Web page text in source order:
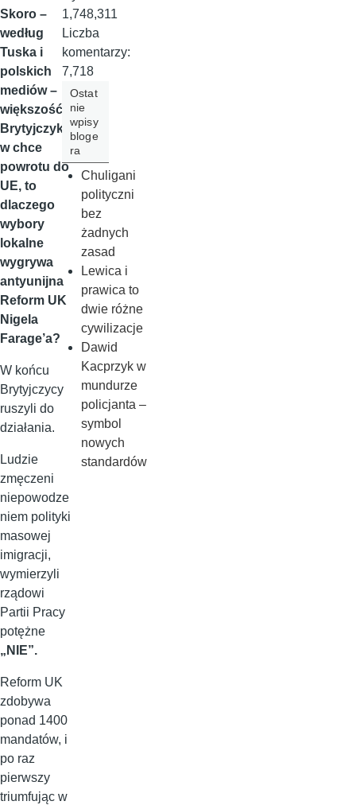
Skoro –
według
Tuska i
polskich
mediów –
większość
Brytyjczykó
w chce
powrotu do
UE, to
dlaczego
wybory
lokalne
wygrywa
antyunijna
Reform UK
Nigela
Farage’a?
W końcu
Brytyjczycy
ruszyli do
działania.
Ludzie
zmęczeni
niepowodze
niem polityki
masowej
imigracji,
wymierzyli
rządowi
Partii Pracy
potężne
„NIE”.
Reform UK
zdobywa
ponad 1400
mandatów, i
po raz
pierwszy
triumfując w
1,748,311
Liczba
komentarzy:
7,718
Ostat
nie
wpisy
bloge
ra
Chuligani
polityczni
bez
żadnych
zasad
Lewica i
prawica to
dwie różne
cywilizacje
Dawid
Kacprzyk w
mundurze
policjanta –
symbol
nowych
standardów